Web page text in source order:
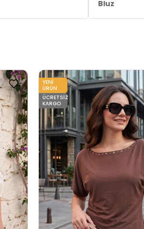
Bluz
YENI
ÜRÜN
ÜCRETSIZ
KARGO